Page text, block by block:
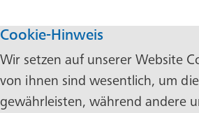
Cookie-Hinweis
Wir setzen auf unserer Website
von ihnen sind wesentlich, um
gewährleisten, während andere